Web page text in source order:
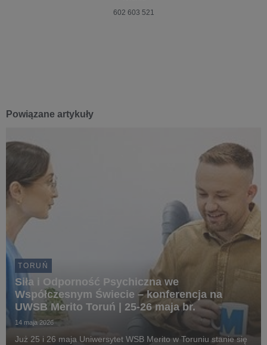
602 603 521
Powiązane artykuły
TORUŃ
Siła i Odporność Psychiczna we
Współczesnym Świecie – konferencja na
UWSB Merito Toruń | 25-26 maja br.
14 maja 2026
Już 25 i 26 maja Uniwersytet WSB Merito w Toruniu stanie się